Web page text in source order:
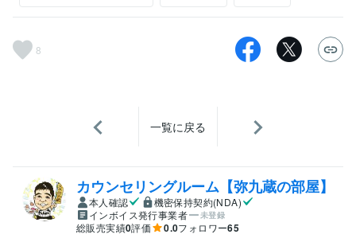
8
一覧に戻る
カウンセリングルーム【弥九蔵の部屋】
本人確認
機密保持契約(NDA)
インボイス発行事業者
未登録
総販売実績0評価 0.0フォロワー65